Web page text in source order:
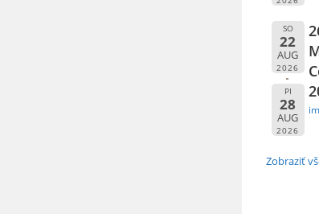
SO
22
AUG
2026
PI
28
AUG
2026
Zobraziť